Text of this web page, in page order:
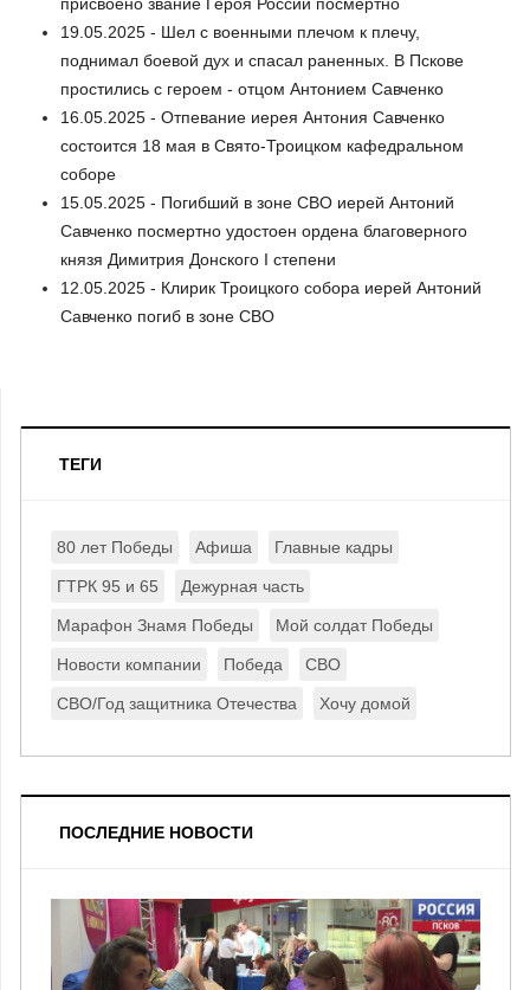
19.05.2025 - Шел с военными плечом к плечу,
поднимал боевой дух и спасал раненных. В Пскове
простились с героем - отцом Антонием Савченко
16.05.2025 - Отпевание иерея Антония Савченко
состоится 18 мая в Свято-Троицком кафедральном
соборе
15.05.2025 - Погибший в зоне СВО иерей Антоний
Савченко посмертно удостоен ордена благоверного
князя Димитрия Донского I степени
12.05.2025 - Клирик Троицкого собора иерей Антоний
Савченко погиб в зоне СВО
ТЕГИ
80 лет Победы Афиша Главные кадры
ГТРК 95 и 65 Дежурная часть
Марафон Знамя Победы Мой солдат Победы
Новости компании Победа СВО
СВО/Год защитника Отечества Хочу домой
ПОСЛЕДНИЕ НОВОСТИ